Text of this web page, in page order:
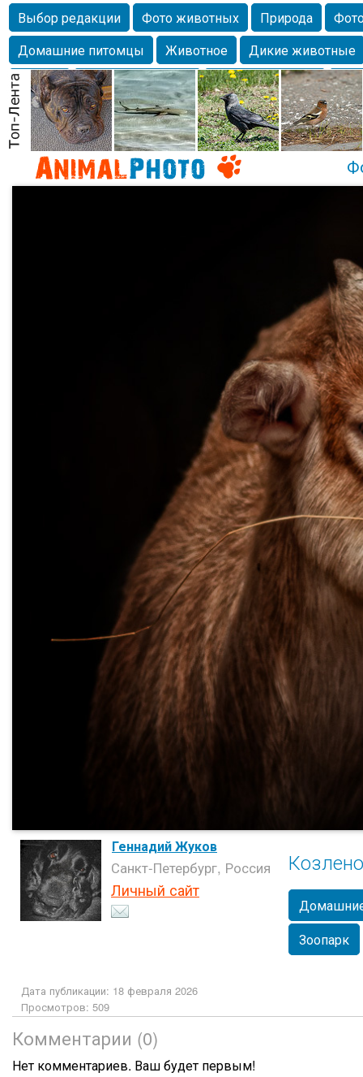
Выбор редакции Фото животных Природа
Домашние питомцы
Животное
Дикие животные
Собаки
Alexanderandronik Млекопитающие
Морда
Собачка Осень Портрет
Домашние
Насекомое
Коты Lebert Дикие птицы Утка
Геннадий Жуков
Санкт-Петербург, Россия
Личный сайт
Зоопарк
Дата публикации: 18 февраля 2026
Просмотров: 509
Комментарии (0)
Нет комментариев. Ваш будет первым!